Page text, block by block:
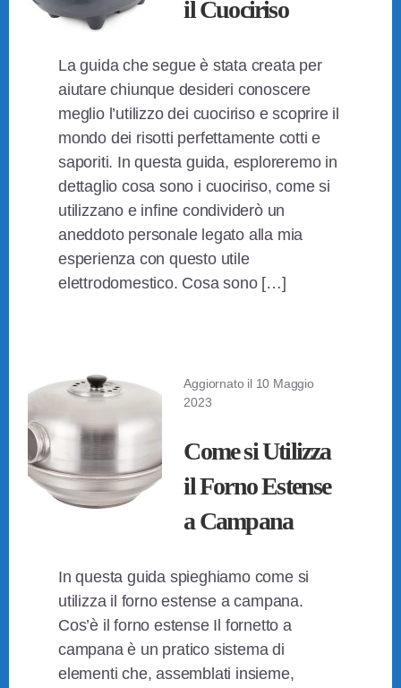
il Cuociriso
La guida che segue è stata creata per
aiutare chiunque desideri conoscere
meglio l’utilizzo dei cuociriso e scoprire il
mondo dei risotti perfettamente cotti e
saporiti. In questa guida, esploreremo in
dettaglio cosa sono i cuociriso, come si
utilizzano e infine condividerò un
aneddoto personale legato alla mia
esperienza con questo utile
elettrodomestico. Cosa sono […]
Aggiornato il 10 Maggio
2023
Come si Utilizza
il Forno Estense
a Campana
In questa guida spieghiamo come si
utilizza il forno estense a campana.
Cos’è il forno estense Il fornetto a
campana è un pratico sistema di
elementi che, assemblati insieme,